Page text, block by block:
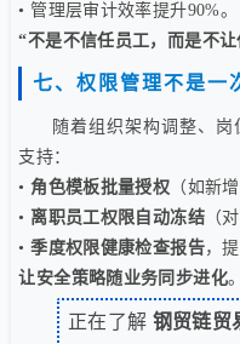
• 管理层审计效率提升90%。
“不是不信任员工，而是不
七、权限管理不是一
随着组织架构调整、岗
支持：
•角色模板批量授权 （如新
• 离职员工权限自动冻结（
•季度权限健康检查报告，
让安全策略随业务同步进化。
正在了解 钢贸链贸